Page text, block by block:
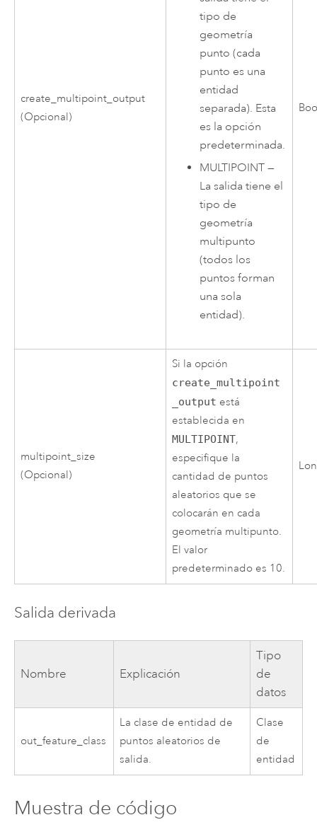
create_multipoint_output
(Opcional)
tipo de
geometría
punto (cada
punto es una
entidad
separada). Esta
es la opción
predeterminada.
MULTIPOINT —
La salida tiene el
tipo de
geometría
multipunto
(todos los
puntos forman
una sola
entidad).
multipoint_size
(Opcional)
Si la opción
create_multipoint
_output está
establecida en
MULTIPOINT,
especifique la
cantidad de puntos
aleatorios que se
colocarán en cada
geometría multipunto.
El valor
predeterminado es 10.
Salida derivada
Nombre Explicación
Tipo
de
datos
out_feature_class
La clase de entidad de
puntos aleatorios de
salida.
Clase
de
entidad
Muestra de código